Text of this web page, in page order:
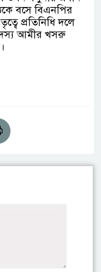
বসে বিএনপির
প্রতিনিধি দলে
আমীর খসরু